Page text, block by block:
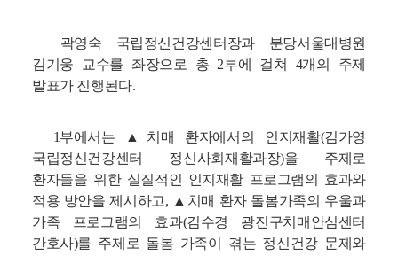
곽영숙 국립정신건강센터장과 분당서울대병원
김기웅 교수를 좌장으로 총 2부에 걸쳐 4개의 주제
발표가 진행된다.
1부에서는 ▲치매 환자에서의 인지재활(김가영
국립정신건강센터 정신사회재활과장)을 주제로
환자들을 위한 실질적인 인지재활 프로그램의 효과와
적용 방안을 제시하고, ▲치매 환자 돌봄가족의 우울과
가족 프로그램의 효과(김수경 광진구치매안심센터
간호사)를 주제로 돌봄 가족이 겪는 정신건강 문제와